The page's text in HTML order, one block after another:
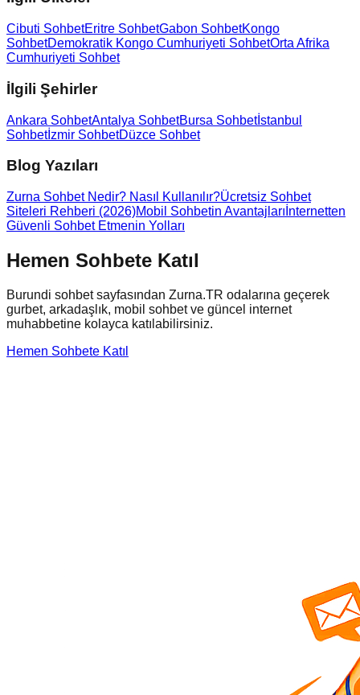
Cibuti SohbetEritre SohbetGabon SohbetKongo
SohbetDemokratik Kongo Cumhuriyeti SohbetOrta Afrika
Cumhuriyeti Sohbet
İlgili Şehirler
Ankara SohbetAntalya SohbetBursa Sohbetİstanbul
Sohbetİzmir SohbetDüzce Sohbet
Blog Yazıları
Zurna Sohbet Nedir? Nasıl Kullanılır?Ücretsiz Sohbet
Siteleri Rehberi (2026)Mobil Sohbetin Avantajları İnternetten
Güvenli Sohbet Etmenin Yolları
Hemen Sohbete Katıl
Burundi sohbet sayfasından Zurna.TR odalarına geçerek
gurbet, arkadaşlık, mobil sohbet ve güncel internet
muhabbetine kolayca katılabilirsiniz.
Hemen Sohbete Katıl